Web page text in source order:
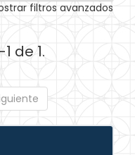
filtros avanzados
de 1.